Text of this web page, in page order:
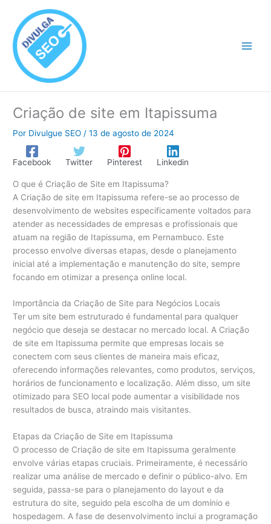
conteúdo
Criação de site em Itapissuma
Por Divulgue SEO /13 de agosto de 2024
Facebook Twitter Pinterest Linkedin
O que é Criação de Site em Itapissuma?
A Criação de site em Itapissuma refere-se ao processo de
desenvolvimento de websites especificamente voltados para
atender as necessidades de empresas e profissionais que
atuam na região de Itapissuma, em Pernambuco. Este
processo envolve diversas etapas, desde o planejamento
inicial até a implementação e manutenção do site, sempre
focando em otimizar a presença online local.
Importância da Criação de Site para Negócios Locais
Ter um site bem estruturado é fundamental para qualquer
negócio que deseja se destacar no mercado local. A Criação
de site em Itapissuma permite que empresas locais se
conectem com seus clientes de maneira mais eficaz,
oferecendo informações relevantes, como produtos, serviços,
horários de funcionamento e localização. Além disso, um site
otimizado para SEO local pode aumentar a visibilidade nos
resultados de busca, atraindo mais visitantes.
Etapas da Criação de Site em Itapissuma
O processo de Criação de site em Itapissuma geralmente
envolve várias etapas cruciais. Primeiramente, é necessário
realizar uma análise de mercado e definir o público-alvo. Em
seguida, passa-se para o planejamento do layout e da
estrutura do site, seguido pela escolha de um domínio e
hospedagem. A fase de desenvolvimento inclui a programação